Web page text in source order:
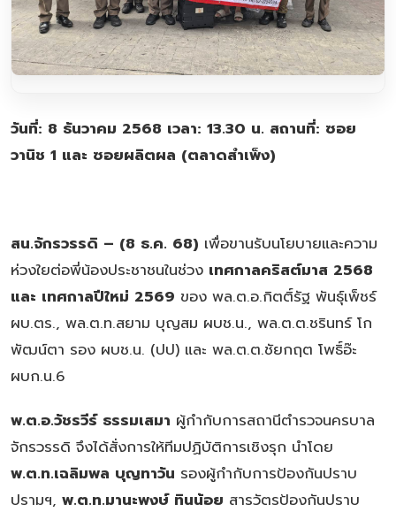
วันที่: 8 ธันวาคม 2568 เวลา: 13.30 น. สถานที่: ซอย
วานิช 1 และ ซอยผลิตผล (ตลาดสำเพ็ง)
สน.จักรวรรดิ – (8 ธ.ค. 68) เพื่อขานรับนโยบายและความ
ห่วงใยต่อพี่น้องประชาชนในช่วง เทศกาลคริสต์มาส 2568
และ เทศกาลปีใหม่ 2569 ของ พล.ต.อ.กิตติ์รัฐ พันธุ์เพ็ชร์
ผบ.ตร., พล.ต.ท.สยาม บุญสม ผบช.น., พล.ต.ต.ชรินทร์ โก
พัฒน์ตา รอง ผบช.น. (ปป) และ พล.ต.ต.ชัยกฤต โพธิ์อ๊ะ
ผบก.น.6
พ.ต.อ.วัชรวีร์ ธรรมเสมา ผู้กำกับการสถานีตำรวจนครบาล
จักรวรรดิ จึงได้สั่งการให้ทีมปฏิบัติการเชิงรุก นำโดย
พ.ต.ท.เฉลิมพล บุญทาวัน รองผู้กำกับการป้องกันปราบ
ปรามฯ, พ.ต.ท.มานะพงษ์ ทินน้อย สารวัตรป้องกันปราบ